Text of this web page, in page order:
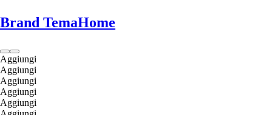
Brand TemaHome
Aggiungi
Aggiungi
Aggiungi
Aggiungi
Aggiungi